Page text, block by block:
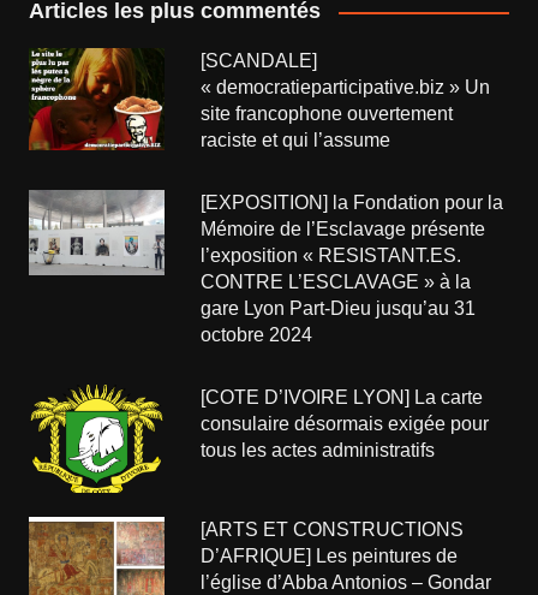
Articles les plus commentés
[SCANDALE]
« democratieparticipative.biz » Un
site francophone ouvertement
raciste et qui l’assume
[EXPOSITION] la Fondation pour la
Mémoire de l’Esclavage présente
l’exposition « RESISTANT.ES.
CONTRE L’ESCLAVAGE » à la
gare Lyon Part-Dieu jusqu’au 31
octobre 2024
[COTE D’IVOIRE LYON] La carte
consulaire désormais exigée pour
tous les actes administratifs
[ARTS ET CONSTRUCTIONS
D’AFRIQUE] Les peintures de
l’église d’Abba Antonios – Gondar